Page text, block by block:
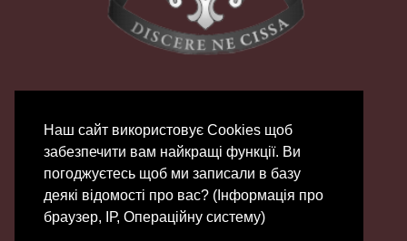
Наш сайт використовує Сookies щоб
забезпечити вам найкращі функції. Ви
погоджуєтесь щоб ми записали в базу
деякі відомості про вас? (Інформація про
браузер, ІР, Операційну систему)
© 2007 - 2026 | ХОЦНТТУМ